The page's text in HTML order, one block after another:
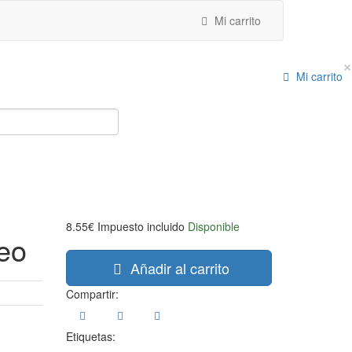
Mi carrito
×
Mi carrito
8.55€ Impuesto incluido Disponible
Añadir al carrito
Compartir:
Etiquetas: